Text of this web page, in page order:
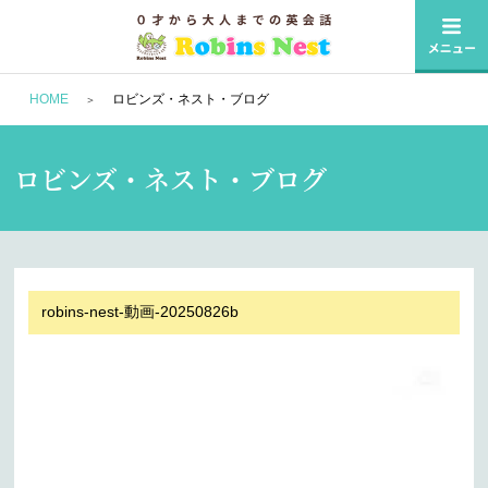
HOME ロビンズ・ネスト・ブログ
ロビンズ・ネスト・ブログ
robins-nest-動画-20250826b